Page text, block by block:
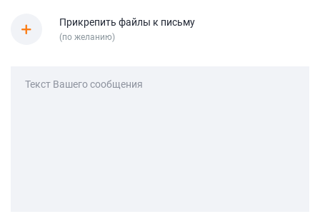
Прикрепить файлы к письму
(по желанию)
Текст Вашего сообщения